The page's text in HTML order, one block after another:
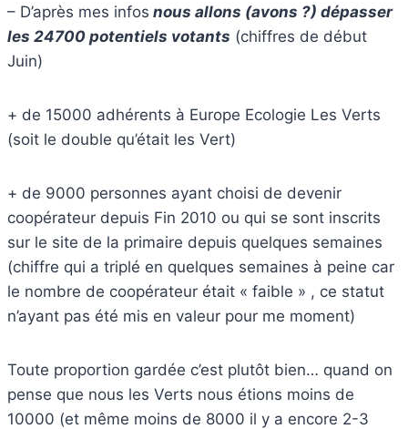
– D’après mes infos nous allons (avons ?) dépasser
les 24700 potentiels votants (chiffres de début
Juin)
+ de 15000 adhérents à Europe Ecologie Les Verts
(soit le double qu’était les Vert)
+ de 9000 personnes ayant choisi de devenir
coopérateur depuis Fin 2010 ou qui se sont inscrits
sur le site de la primaire depuis quelques semaines
(chiffre qui a triplé en quelques semaines à peine car
le nombre de coopérateur était « faible » , ce statut
n’ayant pas été mis en valeur pour me moment)
Toute proportion gardée c’est plutôt bien… quand on
pense que nous les Verts nous étions moins de
10000 (et même moins de 8000 il y a encore 2-3